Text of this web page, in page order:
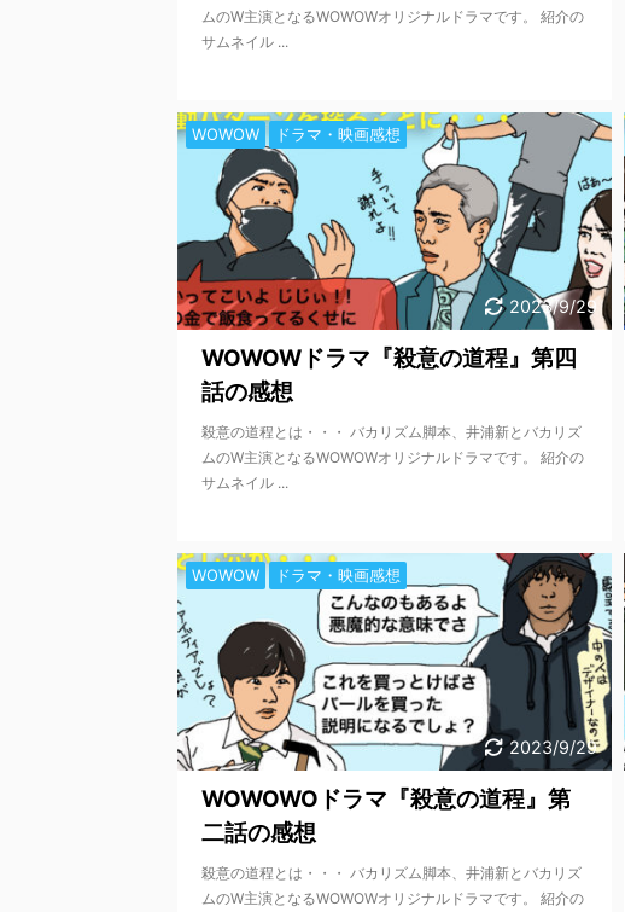
ムのW主演となるWOWOWオリジナルドラマです。 紹介の
サムネイル ...
2023/9/29
WOWOW ドラマ・映画感想
WOWOWドラマ『殺意の道程』第四
話の感想
殺意の道程とは・・・ バカリズム脚本、井浦新とバカリズ
ムのW主演となるWOWOWオリジナルドラマです。 紹介の
サムネイル ...
2023/9/29
WOWOW ドラマ・映画感想
WOWOWOドラマ『殺意の道程』第
二話の感想
殺意の道程とは・・・ バカリズム脚本、井浦新とバカリズ
ムのW主演となるWOWOWオリジナルドラマです。 紹介の